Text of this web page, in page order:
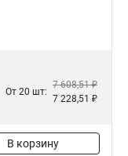
От 20 шт:
7 608,51 ₽
7 228,51 ₽
В корзину